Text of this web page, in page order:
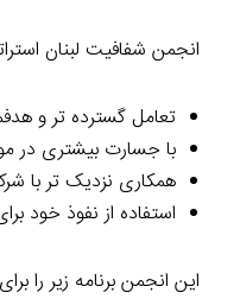
انجمن شفافیت لبنان
تعامل گسترده تر و
با جسارت بیشتری در
همکاری نزدیک تر با
استفاده از نفوذ خود
این انجمن برنامه زیر را